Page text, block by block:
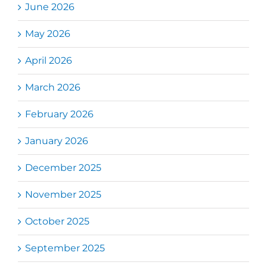
June 2026
May 2026
April 2026
March 2026
February 2026
January 2026
December 2025
November 2025
October 2025
September 2025